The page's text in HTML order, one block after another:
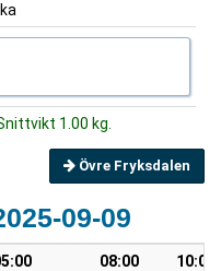
1.00 kg.
Övre Fryksdalen
09-09
08:00
10:00